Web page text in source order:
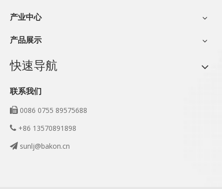
产业中心
产品展示
快速导航
联系我们
 0086 0755 89575688
 +86 13570891898
 sunlj@bakon.cn